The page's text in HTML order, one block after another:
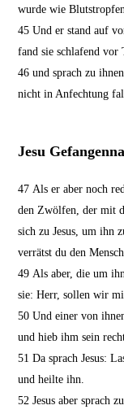
wurde wie
45Und er stand auf
fand sie schlafend vor
46und sprach zu
nicht in Anfechtung
Jesu
47Als er aber noch
den Zwölfen, der mit
sich zu Jesus, um ihn
verrätst du den
49Als aber, die um
sie: Herr, sollen wir
50Und einer von
und hieb ihm sein
51Da sprach Jesus:
und heilte ihn.
52Jesus aber sprach